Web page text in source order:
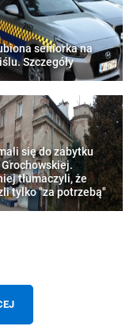
seniorka na
Szczegóły
się do zabytku
tłumaczyli, że
tylko "za potrzebą"